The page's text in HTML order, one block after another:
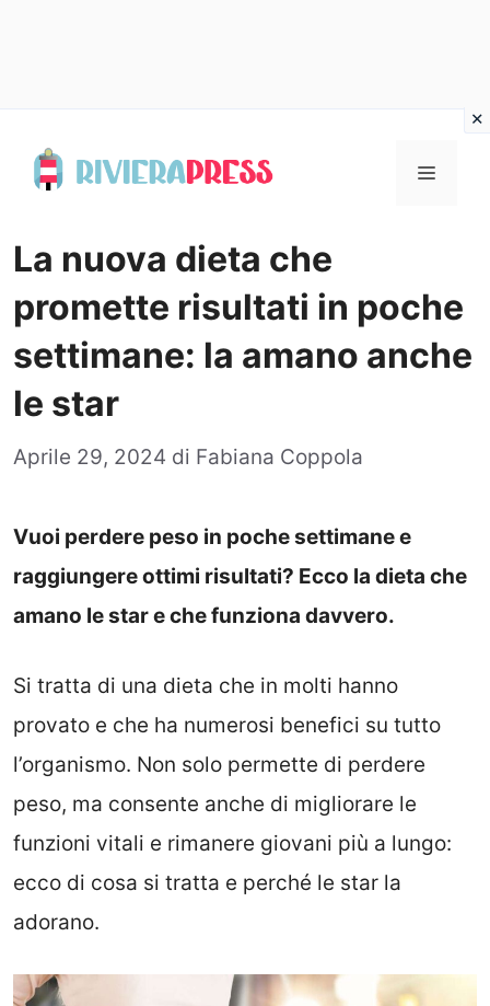
Menu
La nuova dieta che
promette risultati in poche
settimane: la amano anche
le star
Aprile 29, 2024 di Fabiana Coppola
Vuoi perdere peso in poche settimane e
raggiungere ottimi risultati? Ecco la dieta che
amano le star e che funziona davvero.
Si tratta di una dieta che in molti hanno
provato e che ha numerosi benefici su tutto
l’organismo. Non solo permette di perdere
peso, ma consente anche di migliorare le
funzioni vitali e rimanere giovani più a lungo:
ecco di cosa si tratta e perché le star la
adorano.